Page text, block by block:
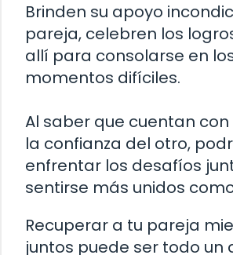
Brinden su apoyo
pareja, celebren los
allí para consolarse en
momentos difíciles.
Al saber que cuentan
la confianza del otro,
enfrentar los desafíos
sentirse más unidos
Recuperar a tu pareja
juntos puede ser todo un